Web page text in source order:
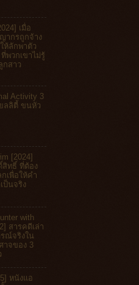
เมื่อ
ากรถูกจ้าง
ห้ลักพาตัว
พวกเขาไม่รู้
กสาว
Activity 3
ยลลิตี้ ขนหัว
[2024]
ทธิ์ ที่ต้อง
เพื่อให้คำ
ป็นจริง
with
สารคดีเล่า
ณ์จริงใน
าจของ 3
หนังแอ